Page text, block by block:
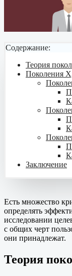
Содержание:
Теория
Поколения
Заключение
Есть множество
определять
исследовании
с общих черт
они принадлежат.
Теория